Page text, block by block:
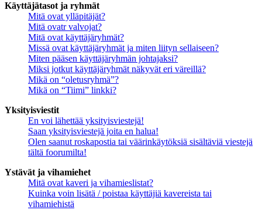
Käyttäjätasot ja ryhmät
Mitä ovat ylläpitäjät?
Mitä ovatr valvojat?
Mitä ovat käyttäjäryhmät?
Missä ovat käyttäjäryhmät ja miten liityn sellaiseen?
Miten pääsen käyttäjäryhmän johtajaksi?
Miksi jotkut käyttäjäryhmät näkyvät eri väreillä?
Mikä on “oletusryhmä”?
Mikä on “Tiimi” linkki?
Yksityisviestit
En voi lähettää yksityisviestejä!
Saan yksityisviestejä joita en halua!
Olen saanut roskapostia tai väärinkäytöksiä sisältäviä viestejä
tältä foorumilta!
Ystävät ja vihamiehet
Mitä ovat kaveri ja vihamieslistat?
Kuinka voin lisätä / poistaa käyttäjiä kavereista tai
vihamiehistä